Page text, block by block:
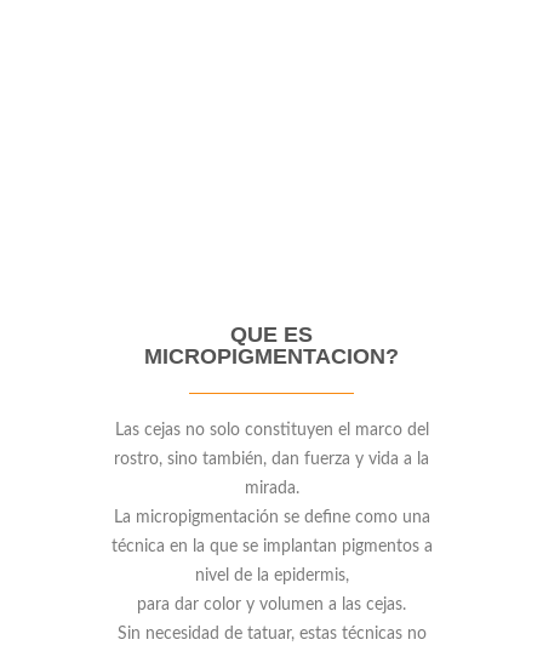
QUE ES
MICROPIGMENTACION?
Las cejas no solo constituyen el marco del
rostro, sino también, dan fuerza y vida a la
mirada.
La micropigmentación se define como una
técnica en la que se implantan pigmentos a
nivel de la epidermis,
para dar color y volumen a las cejas.
Sin necesidad de tatuar, estas técnicas no